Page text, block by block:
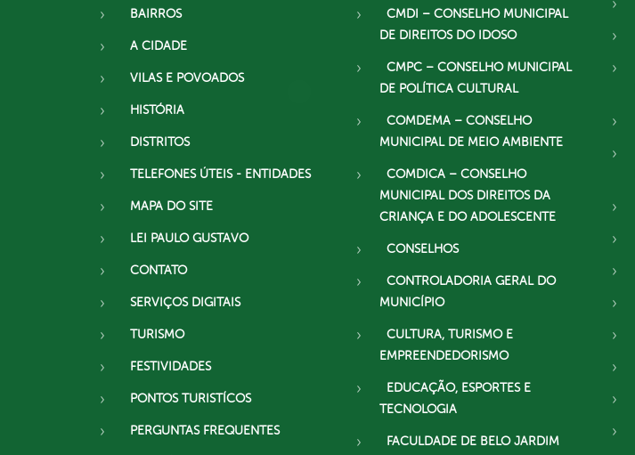
BAIRROS
A CIDADE
VILAS E POVOADOS
HISTÓRIA
DISTRITOS
TELEFONES ÚTEIS - ENTIDADES
MAPA DO SITE
LEI PAULO GUSTAVO
CONTATO
SERVIÇOS DIGITAIS
TURISMO
FESTIVIDADES
PONTOS TURISTÍCOS
PERGUNTAS FREQUENTES
CMDI – CONSELHO MUNICIPAL
DE DIREITOS DO IDOSO
CMPC – CONSELHO MUNICIPAL
DE POLÍTICA CULTURAL
COMDEMA – CONSELHO
MUNICIPAL DE MEIO AMBIENTE
COMDICA – CONSELHO
MUNICIPAL DOS DIREITOS DA
CRIANÇA E DO ADOLESCENTE
CONSELHOS
CONTROLADORIA GERAL DO
MUNICÍPIO
CULTURA, TURISMO E
EMPREENDEDORISMO
EDUCAÇÃO, ESPORTES E
TECNOLOGIA
FACULDADE DE BELO JARDIM